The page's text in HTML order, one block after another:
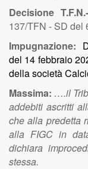
Decisione
137/TFN - SD
Impugnazione:
del 14 febbraio
della società
Massima: ….il
addebiti ascritti
che alla predetta
alla FIGC in
dichiara
stessa.